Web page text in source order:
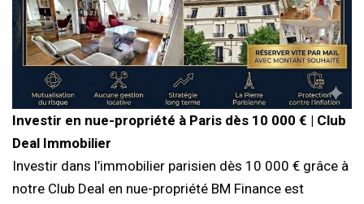
Investir en nue-propriété à Paris dès 10 000 € | Club
Deal Immobilier
Investir dans l’immobilier parisien dès 10 000 € grâce à
notre Club Deal en nue-propriété BM Finance est